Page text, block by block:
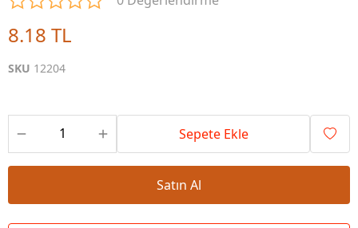
8.18 TL
SKU 12204
Sepete Ekle
Satın Al